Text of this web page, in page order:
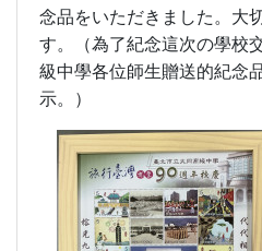
念品をいただきました。大
す。（為了紀念這次の學校
級中學各位師生贈送的紀念
示。）